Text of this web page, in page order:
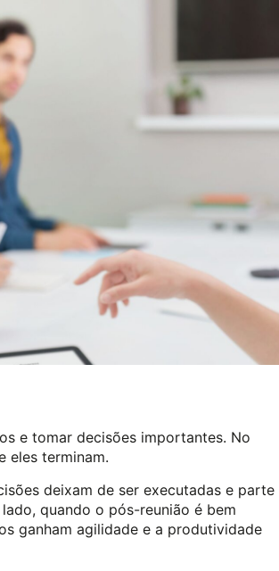
e tomar decisões importantes. No
eles terminam.
deixam de ser executadas e parte
quando o pós-reunião é bem
ganham agilidade e a produtividade